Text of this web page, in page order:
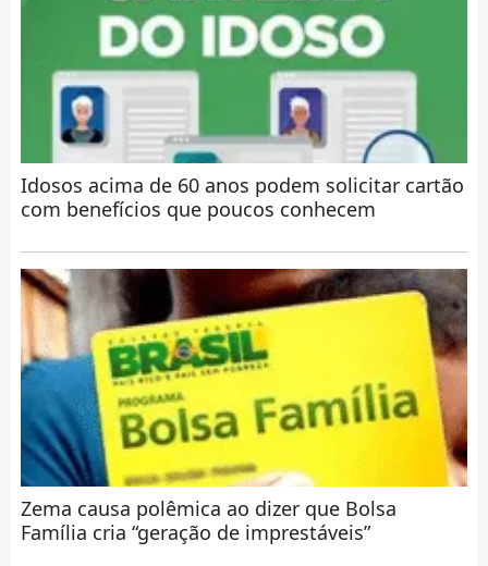
Idosos acima de 60 anos podem solicitar cartão
com benefícios que poucos conhecem
Zema causa polêmica ao dizer que Bolsa
Família cria “geração de imprestáveis”